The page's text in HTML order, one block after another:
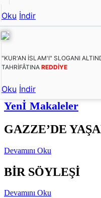
Oku İndir
"KUR'AN İSLAM'I" SLOGANI
TAHRİFÂTINA REDDİYE
Oku İndir
Yenİ Makaleler
GAZZE’DE
Devamını Oku
BİR SÖYLEŞİ
Devamını Oku